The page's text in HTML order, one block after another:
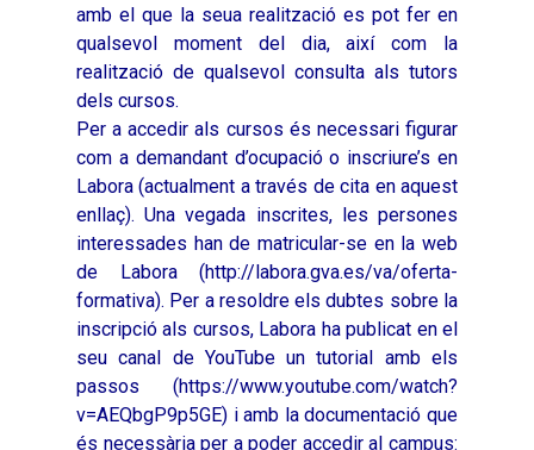
amb el que la seua realització es pot fer en
qualsevol moment del dia, així com la
realització de qualsevol consulta als tutors
dels cursos.
Per a accedir als cursos és necessari figurar
com a demandant d’ocupació o inscriure’s en
Labora (actualment a través de cita en aquest
enllaç). Una vegada inscrites, les persones
interessades han de matricular-se en la web
de Labora (http://labora.gva.es/va/oferta-
formativa). Per a resoldre els dubtes sobre la
inscripció als cursos, Labora ha publicat en el
seu canal de YouTube un tutorial amb els
passos (https://www.youtube.com/watch?
v=AEQbgP9p5GE) i amb la documentació que
és necessària per a poder accedir al campus: